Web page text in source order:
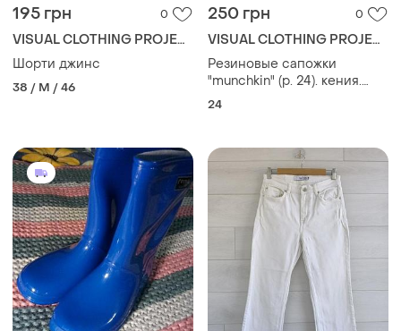
195 грн 0
VISUAL CLOTHING PROJECT
Шорти джинс
38 / M / 46
250 грн 0
VISUAL CLOTHING PROJECT
Резиновые сапожки
"munchkin" (р. 24). кения.
состояние отличное!
24